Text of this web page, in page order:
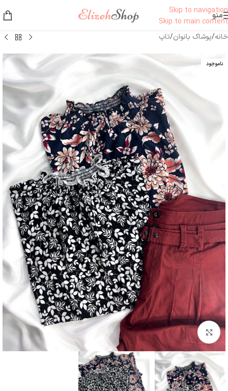
Skip to navigation
Skip to main content
منو
خانه/پوشاک بانوان/تاپ
ناموجود
بزرگنمایی تصویر